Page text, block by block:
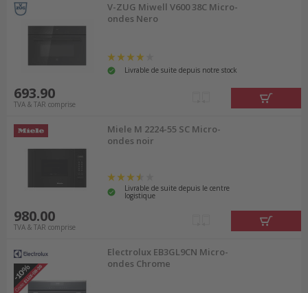
V-ZUG Miwell V600 38C Micro-
ondes Nero
Livrable de suite depuis notre stock
693.90
TVA & TAR comprise
Miele M 2224-55 SC Micro-
ondes noir
Livrable de suite depuis le centre
logistique
980.00
TVA & TAR comprise
Electrolux EB3GL9CN Micro-
ondes Chrome